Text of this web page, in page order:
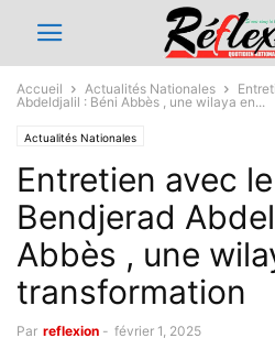
Accueil Actualités Nationales
Abdeldjalil : Béni Abbès , une wilaya en...
Actualités Nationales
Entretien avec
Bendjerad
Abbès , une
transformation
Par reflexion - février 1, 2025